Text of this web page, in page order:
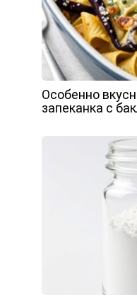
Особенно
запеканка с